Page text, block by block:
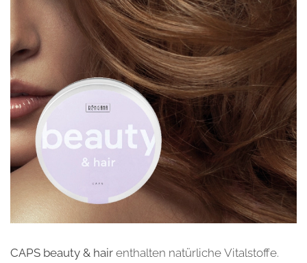
CAPS beauty & hair enthalten natürliche Vitalstoffe.